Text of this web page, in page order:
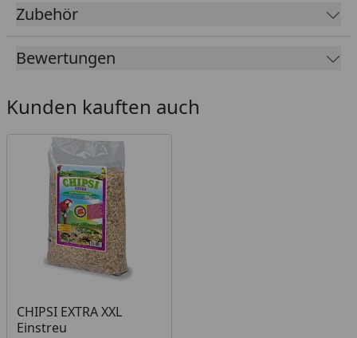
interessante Alternative dar.
Das natürliche Maisprodukt hat einen
eigenständigen, für das Tier angenehmen Charakter
Zubehör
Bewertungen
Kunden kauften auch
CHIPSI EXTRA XXL
Einstreu